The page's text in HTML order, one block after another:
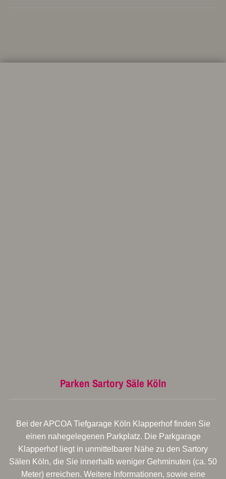
Parken Sartory Säle Köln
Bei der APCOA Tiefgarage Köln Klapperhof finden Sie
einen nahegelegenen Parkplatz. Die Parkgarage
Klapperhof liegt in unmittelbarer Nähe zu den Sartory
Sälen Köln, die Sie innerhalb weniger Gehminuten (ca. 50
Meter) erreichen. Weitere Informationen, sowie eine